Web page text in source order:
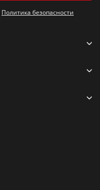
Политика безопасности